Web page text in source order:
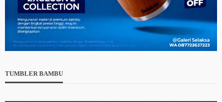
TUMBLER BAMBU